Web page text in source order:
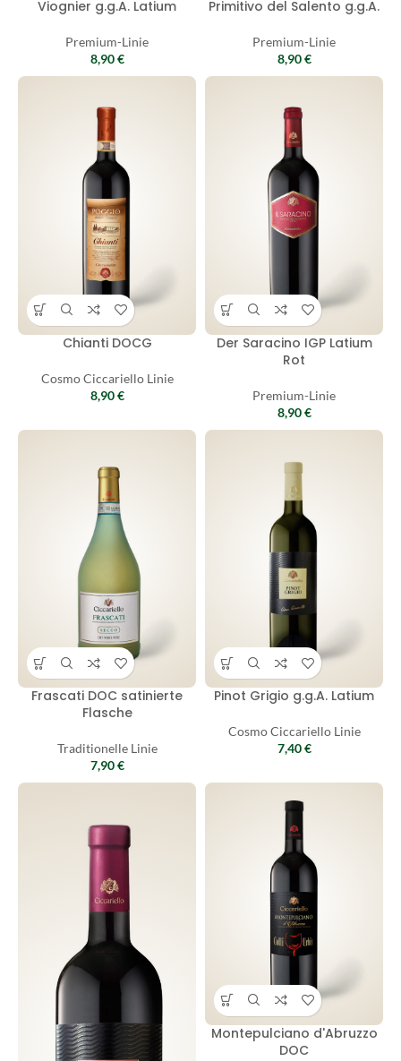
Viognier g.g.A. Latium
Premium-Linie
8,90€
Primitivo del Salento g.g.A.
Premium-Linie
8,90€
Chianti DOCG
Cosmo Ciccariello Linie
8,90€
Der Saracino IGP Latium
Rot
Premium-Linie
8,90€
Frascati DOC satinierte
Flasche
Traditionelle Linie
7,90€
Pinot Grigio g.g.A. Latium
Cosmo Ciccariello Linie
7,40€
Montepulciano d'Abruzzo
DOC